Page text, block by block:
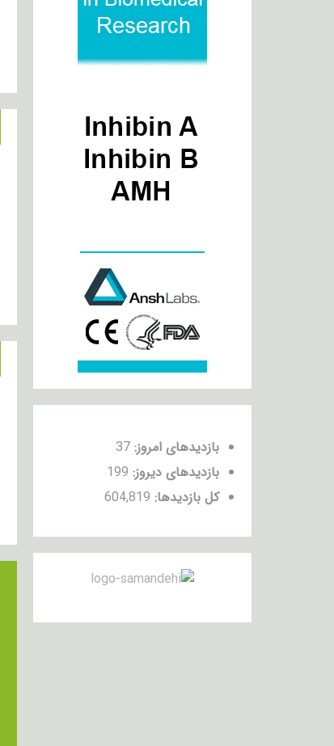
بازدیدهای امروز: 37
بازدیدهای دیروز: 199
کل بازدیدها: 604,819